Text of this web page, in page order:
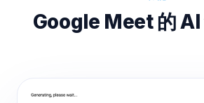
Google Meet 的 AI